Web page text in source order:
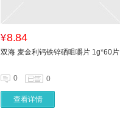
¥8.84
双海 麦金利钙铁锌硒咀嚼片 1g*60片
0 0
查看详情